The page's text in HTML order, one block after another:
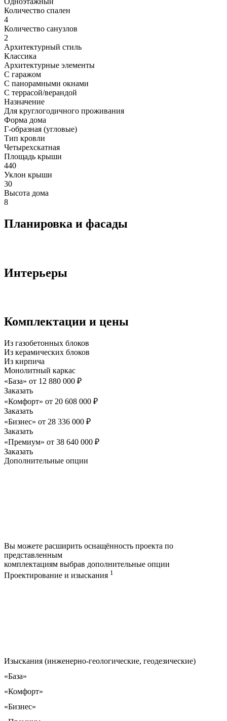
Количество спален
4
Количество санузлов
2
Архитектурный стиль
Классика
Архитектурные элементы
С гаражом
С панорамными окнами
С террасой/верандой
Назначение
Для круглогодичного проживания
Форма дома
Г-образная (угловые)
Тип кровли
Четырехскатная
Площадь крыши
440
Уклон крыши
30
Высота дома
8
Планировка и фасады
Интерьеры
Комплектации и цены
Из газобетонных блоков
Из керамических блоков
Из кирпича
Монолитный каркас
«База» от 12 880 000 ₽
Заказать
«Комфорт» от 20 608 000 ₽
Заказать
«Бизнес» от 28 336 000 ₽
Заказать
«Премиум» от 38 640 000 ₽
Заказать
Дополнительные опции
Вы можете расширить оснащённость проекта по
представленным
комплектациям выбрав дополнительные опции
Проектирование и изыскания 1
Изыскания (инженерно-геологические, геодезические)
«База»
«Комфорт»
«Бизнес»